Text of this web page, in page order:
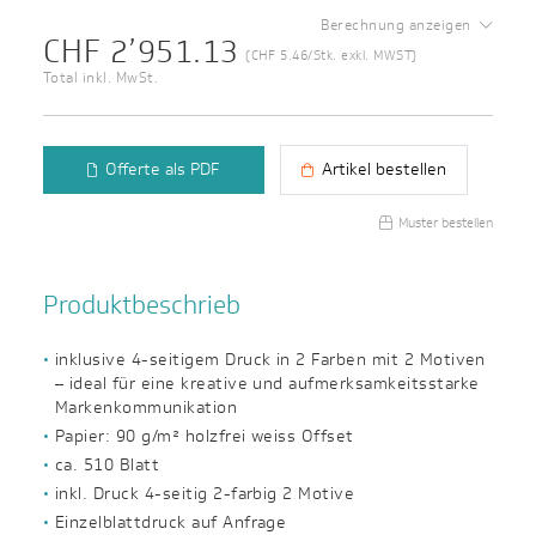
CHF 2’951.13 (CHF 5.46/Stk. exkl. MWST)
Total inkl. MwSt.
Berechnung anzeigen
Offerte als PDF Artikel bestellen
Muster bestellen
Produktbeschrieb
inklusive 4-seitigem Druck in 2 Farben mit 2 Motiven
– ideal für eine kreative und aufmerksamkeitsstarke
Markenkommunikation
Papier: 90 g/m² holzfrei weiss Offset
ca. 510 Blatt
inkl. Druck 4-seitig 2-farbig 2 Motive
Einzelblattdruck auf Anfrage